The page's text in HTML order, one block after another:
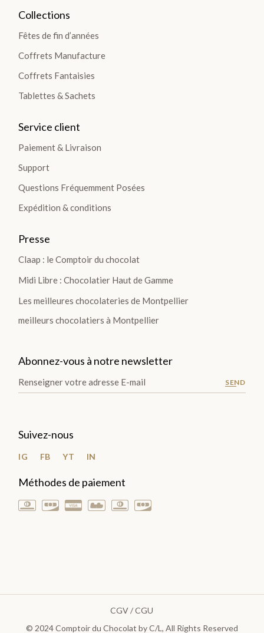
Collections
Fêtes de fin d’années
Coffrets Manufacture
Coffrets Fantaisies
Tablettes & Sachets
Service client
Paiement & Livraison
Support
Questions Fréquemment Posées
Expédition & conditions
Presse
Claap : le Comptoir du chocolat
Midi Libre : Chocolatier Haut de Gamme
Les meilleures chocolateries de Montpellier
meilleurs chocolatiers à Montpellier
Abonnez-vous à notre newsletter
SEND
Suivez-nous
IG FB YT IN
Méthodes de paiement
CGV / CGU
© 2024Comptoir du Chocolat by C/L , All Rights Reserved